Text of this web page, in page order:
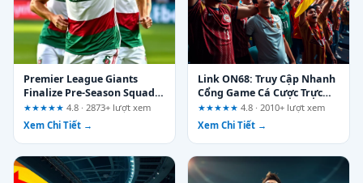
Premier League Giants
Finalize Pre-Season Squads
and Tactical Setup for the
2026/27 Campaign: A
Hype from Verifiable Detail
★★★★★ 4.8 · 2873+ lượt xem
Xem Chi Tiết →
Link ON68: Truy Cập Nhanh
Cổng Game Cá Cược Trực
Tuyến Hàng Đầu
★★★★★ 4.8 · 2010+ lượt xem
Xem Chi Tiết →